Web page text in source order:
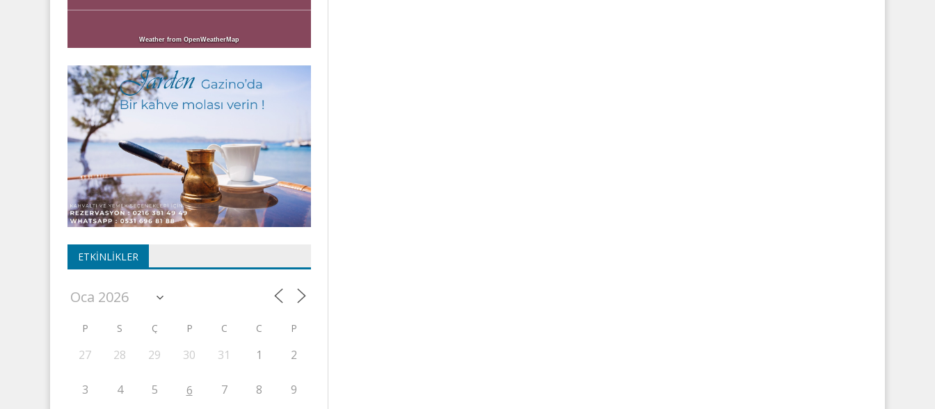
Weather from OpenWeatherMap
ETKINLIKLER
P S Ç P C C P
27 28 29 30 31 1 2
3 4 5 6 7 8 9